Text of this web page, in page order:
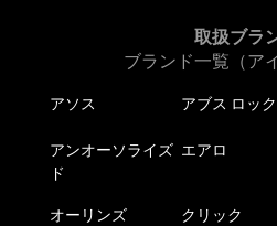
取扱ブラ
ブランド一覧（ア
アソス アブス ロック
アンオーソライズ
ド
エアロ
オーリンズ クリック